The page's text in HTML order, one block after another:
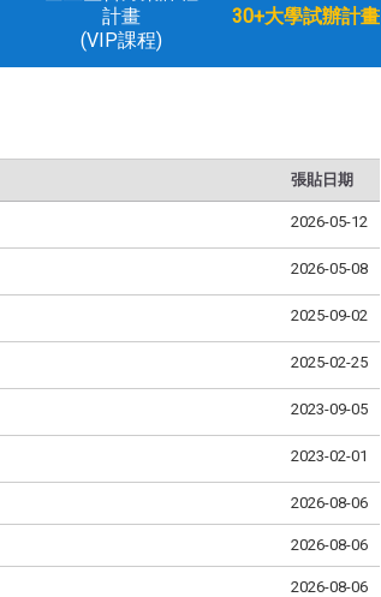
計畫
(VIP課程)
30+大學試辦計畫
張貼日期
2026-05-12
2026-05-08
2025-09-02
2025-02-25
2023-09-05
2023-02-01
2026-08-06
2026-08-06
2026-08-06